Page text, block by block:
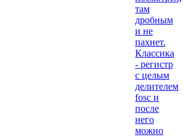
там
дробным
и не
пахнет.
Классика
- регистр
с целым
делителем
fosc и
после
него
можно